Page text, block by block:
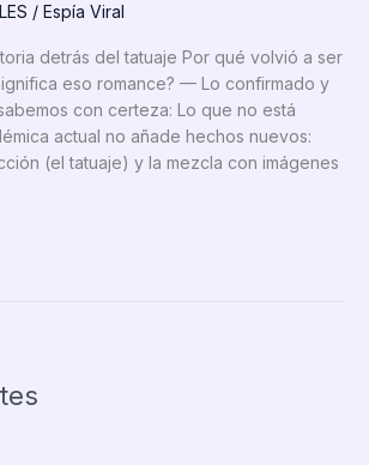
/ Espía Viral
detrás del tatuaje Por qué volvió a ser
eso romance? — Lo confirmado y
con certeza: Lo que no está
actual no añade hechos nuevos:
(el tatuaje) y la mezcla con imágenes